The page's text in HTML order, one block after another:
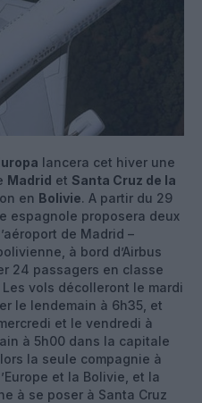
lancera cet hiver une
Madrid et Santa Cruz de la
en Bolivie. A partir du 29
espagnole proposera deux
de Madrid –
à bord d’Airbus
24 passagers en classe
vols décolleront le mardi
le lendemain à 6h35, et
et le vendredi à
à 5h00 dans la capitale
la seule compagnie à
et la Bolivie, et la
à se poser à Santa Cruz